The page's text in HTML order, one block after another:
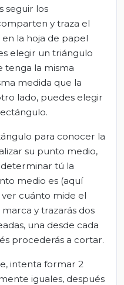
seguir los
y traza el
la hoja de papel
elegir un triángulo
tenga la misma
medida que la
lado, puedes elegir
para conocer la
su punto medio,
tú la
medio es (aquí
cuánto mide el
y trazarás dos
una desde cada
procederás a cortar.
intenta formar 2
iguales, después